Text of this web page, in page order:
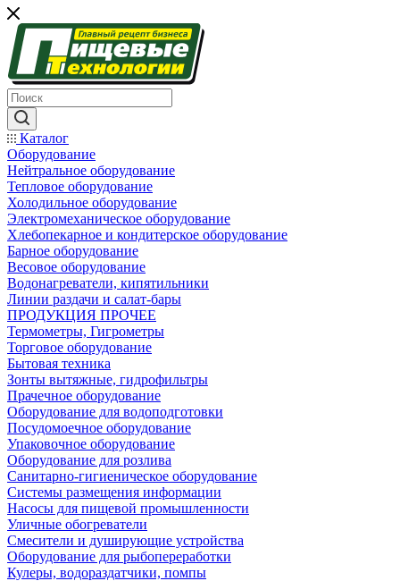
Каталог
Оборудование
Нейтральное оборудование
Тепловое оборудование
Холодильное оборудование
Электромеханическое оборудование
Хлебопекарное и кондитерское оборудование
Барное оборудование
Весовое оборудование
Водонагреватели, кипятильники
Линии раздачи и салат-бары
ПРОДУКЦИЯ ПРОЧЕЕ
Термометры, Гигрометры
Торговое оборудование
Бытовая техника
Зонты вытяжные, гидрофильтры
Прачечное оборудование
Оборудование для водоподготовки
Посудомоечное оборудование
Упаковочное оборудование
Оборудование для розлива
Санитарно-гигиеническое оборудование
Системы размещения информации
Насосы для пищевой промышленности
Уличные обогреватели
Смесители и душирующие устройства
Оборудование для рыбопереработки
Кулеры, водораздатчики, помпы